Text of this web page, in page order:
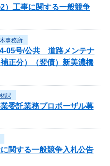
）工事に関する一般競争
事務所
05号/公共 道路メンテナ
正分）（翌債）新美濃橋
課
委託業務プロポーザル募
関する一般競争入札公告